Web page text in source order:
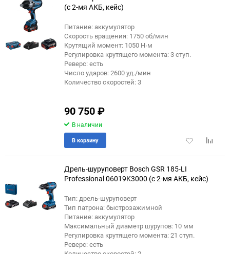
(с 2-мя АКБ, кейс)
Питание: аккумулятор
Скорость вращения: 1750 об/мин
Крутящий момент: 1050 Н·м
Регулировка крутящего момента: 3 ступ.
Реверс: есть
Число ударов: 2600 уд./мин
Количество скоростей: 3
90 750₽
В наличии
Добавить
В корзину
Дрель-шуруповерт Bosch GSR 185-LI
Professional 06019K3000 (с 2-мя АКБ, кейс)
Тип: дрель-шуруповерт
Тип патрона: быстрозажимной
Питание: аккумулятор
Максимальный диаметр шурупов: 10 мм
Регулировка крутящего момента: 21 ступ.
Реверс: есть